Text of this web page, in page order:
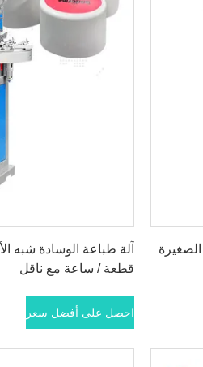
الصغيرة
قطعة / ساعة مع ناقل
احصل على أفضل سعر